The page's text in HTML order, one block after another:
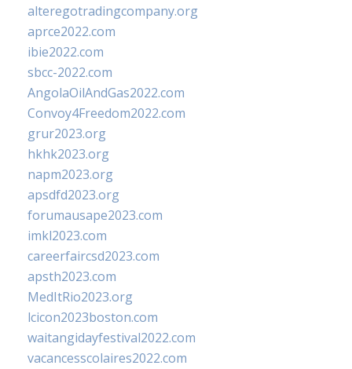
alteregotradingcompany.org
aprce2022.com
ibie2022.com
sbcc-2022.com
AngolaOilAndGas2022.com
Convoy4Freedom2022.com
grur2023.org
hkhk2023.org
napm2023.org
apsdfd2023.org
forumausape2023.com
imkl2023.com
careerfaircsd2023.com
apsth2023.com
MedItRio2023.org
lcicon2023boston.com
waitangidayfestival2022.com
vacancesscolaires2022.com